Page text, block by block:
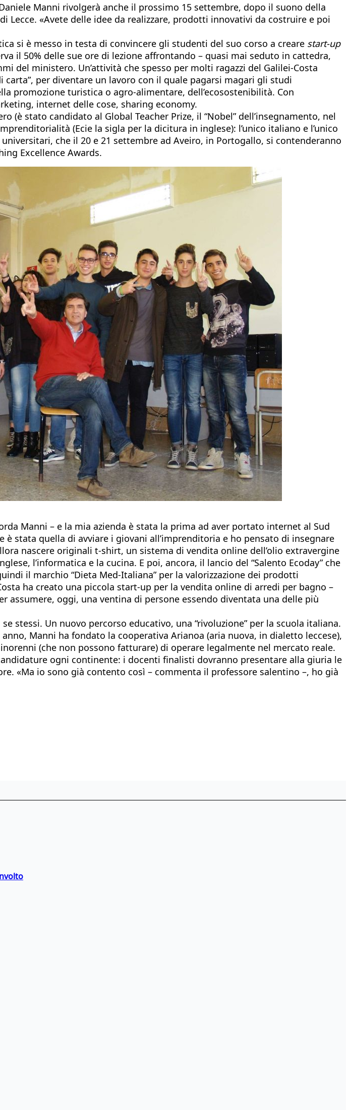
Manni rivolgerà anche il prossimo 15 settembre, dopo il suono della
«Avete delle idee da realizzare, prodotti innovativi da costruire e poi
si è messo in testa di convincere gli studenti del suo corso a creare start-up
il 50% delle sue ore di lezione affrontando – quasi mai seduto in cattedra,
del ministero. Un’attività che spesso per molti ragazzi del Galilei-Costa
per diventare un lavoro con il quale pagarsi magari gli studi
promozione turistica o agro-alimentare, dell’ecosostenibilità. Con
internet delle cose, sharing economy.
(è stato candidato al Global Teacher Prize, il “Nobel” dell’insegnamento, nel
(Ecie la sigla per la dicitura in inglese): l’unico italiano e l’unico
che il 20 e 21 settembre ad Aveiro, in Portogallo, si contenderanno
Excellence Awards.
Manni – e la mia azienda è stata la prima ad aver portato internet al Sud
stata quella di avviare i giovani all’imprenditoria e ho pensato di insegnare
nascere originali t-shirt, un sistema di vendita online dell’olio extravergine
l’informatica e la cucina. E poi, ancora, il lancio del “Salento Ecoday” che
il marchio “Dieta Med-Italiana” per la valorizzazione dei prodotti
ha creato una piccola start-up per la vendita online di arredi per bagno –
assumere, oggi, una ventina di persone essendo diventata una delle più
stessi. Un nuovo percorso educativo, una “rivoluzione” per la scuola italiana.
Manni ha fondato la cooperativa Arianoa (aria nuova, in dialetto leccese),
(che non possono fatturare) di operare legalmente nel mercato reale.
ogni continente: i docenti finalisti dovranno presentare alla giuria le
«Ma io sono già contento così – commenta il professore salentino –, ho già